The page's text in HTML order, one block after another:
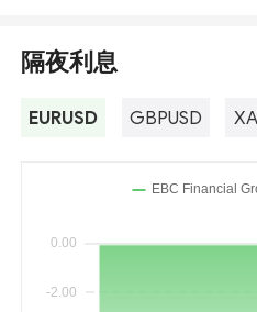
隔夜利息
EURUSD GBPUSD